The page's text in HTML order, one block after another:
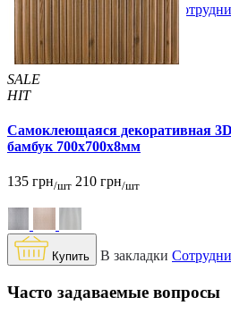
В закладки
SALE
HIT
Самоклеющаяся декоративная
бамбук 700x700x8мм
135 грн/шт 210 грн/шт
Купить В закладки
Часто задаваемые вопросы